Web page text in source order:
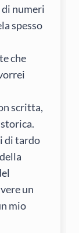
numeri
spesso
che
scritta,
di tardo
un
mio